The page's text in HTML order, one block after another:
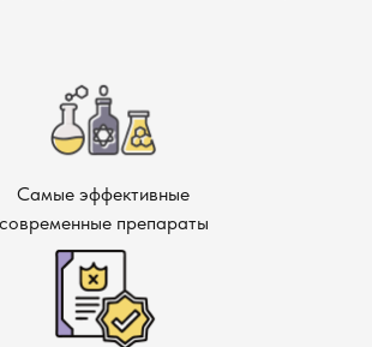
Самые эффективные
современные препараты